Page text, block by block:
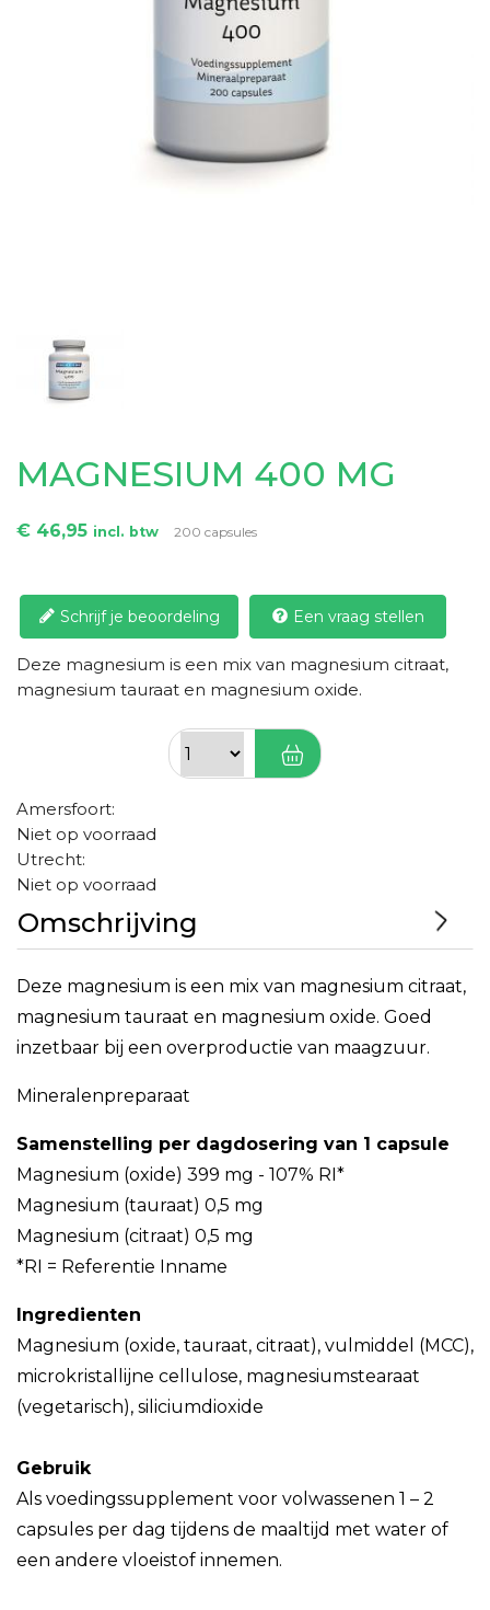
MAGNESIUM 400 MG
€ 46,95 incl. btw 200 capsules
Schrijf je beoordeling Een vraag stellen
Deze magnesium is een mix van magnesium citraat,
magnesium tauraat en magnesium oxide.
Amersfoort:
Niet op voorraad
Utrecht:
Niet op voorraad
Omschrijving
Deze magnesium is een mix van magnesium citraat,
magnesium tauraat en magnesium oxide. Goed
inzetbaar bij een overproductie van maagzuur.
Mineralenpreparaat
Samenstelling per dagdosering van 1 capsule
Magnesium (oxide) 399 mg - 107% RI*
Magnesium (tauraat) 0,5 mg
Magnesium (citraat) 0,5 mg
*RI = Referentie Inname
Ingredienten
Magnesium (oxide, tauraat, citraat), vulmiddel (MCC),
microkristallijne cellulose, magnesiumstearaat
(vegetarisch), siliciumdioxide
Gebruik
Als voedingssupplement voor volwassenen 1 – 2
capsules per dag tijdens de maaltijd met water of
een andere vloeistof innemen.